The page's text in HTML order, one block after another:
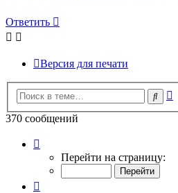
Ответить
Версия для печати
Поиск
370 сообщений
35
Перейти на страницу: